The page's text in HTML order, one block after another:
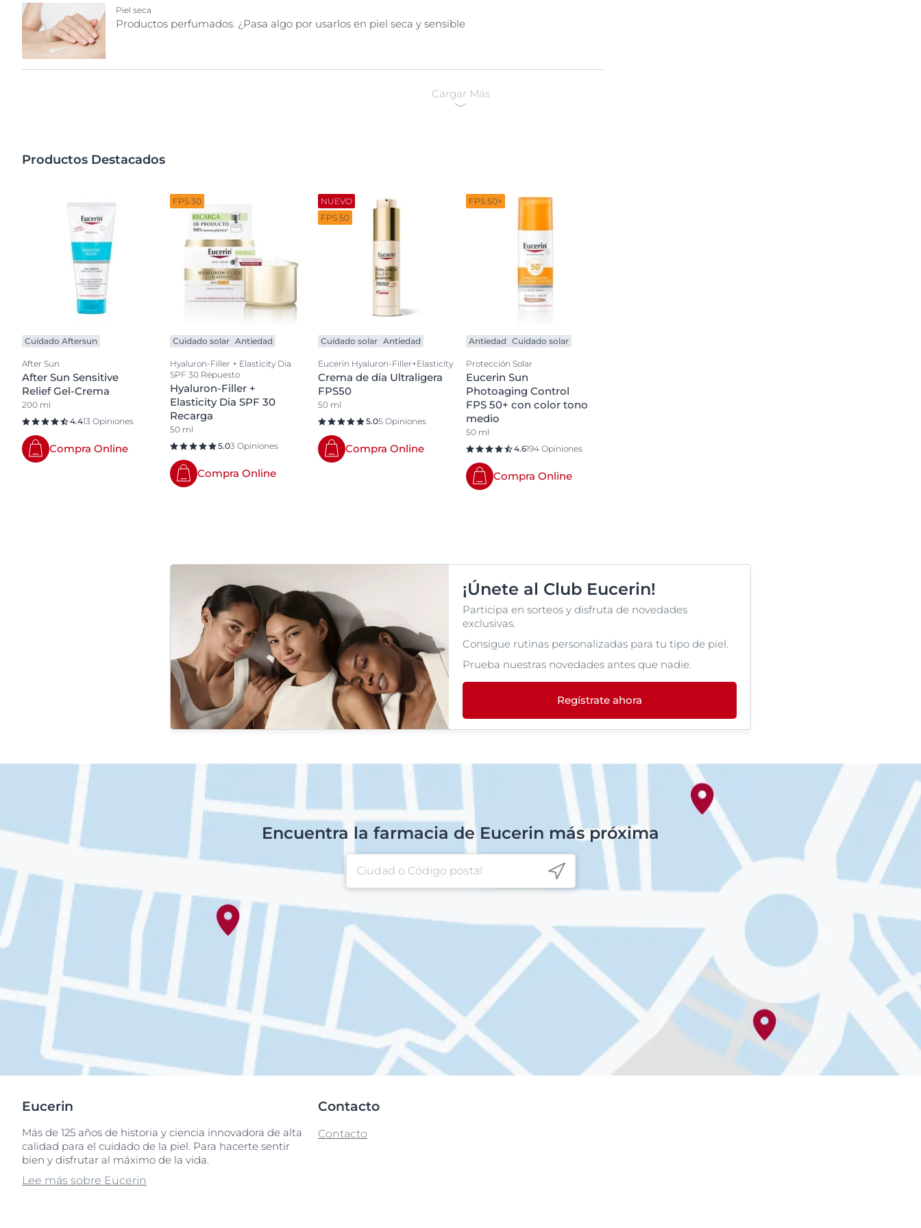
Piel seca
Productos perfumados. ¿Pasa algo por usarlos en piel seca y sensible
Cargar Más
Productos Destacados
Cuidado Aftersun
After Sun
After Sun Sensitive
Relief Gel-Crema
200 ml
4.413 Opiniones
Compra Online
FPS 30
Cuidado solar Antiedad
Hyaluron-Filler + Elasticity Dia
SPF 30 Repuesto
Hyaluron-Filler +
Elasticity Dia SPF 30
Recarga
50 ml
5.03 Opiniones
Compra Online
NUEVO
FPS 50
Cuidado solar Antiedad
Eucerin Hyaluron-Filler+Elasticity
Crema de día Ultraligera
FPS50
50 ml
5.05 Opiniones
Compra Online
FPS 50+
Antiedad Cuidado solar
Protección Solar
Eucerin Sun
Photoaging Control
FPS 50+ con color tono
medio
50 ml
4.6194 Opiniones
Compra Online
¡Únete al Club Eucerin!
Participa en sorteos y disfruta de novedades
exclusivas.
Consigue rutinas personalizadas para tu tipo de piel.
Prueba nuestras novedades antes que nadie.
Regístrate ahora
Encuentra la farmacia de Eucerin más próxima
Eucerin
Más de 125 años de historia y ciencia innovadora de alta
calidad para el cuidado de la piel. Para hacerte sentir
bien y disfrutar al máximo de la vida.
Lee más sobre Eucerin
Contacto
Contacto